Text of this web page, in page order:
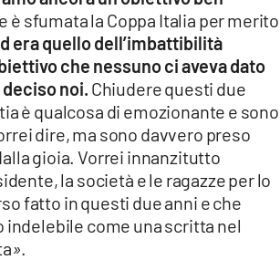
è sfumata la Coppa Italia per merito
era quello dell’imbattibilità
che nessuno ci aveva dato
noi. Chiudere questi due
è qualcosa di emozionante e sono
dire, ma sono davvero preso
gioia. Vorrei innanzitutto
la società e le ragazze per lo
fatto in questi due anni e che
indelebile come una scritta nel
»